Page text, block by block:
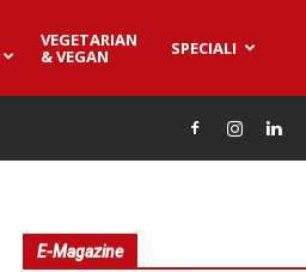
VEGETARIAN
& VEGAN SPECIALI
E-Magazine